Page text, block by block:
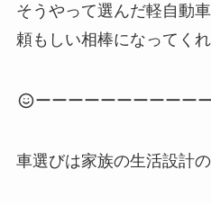
そうやって選んだ軽自動
頼もしい相棒になってくれ
ーーーーーーーーーー
車選びは家族の生活設計の